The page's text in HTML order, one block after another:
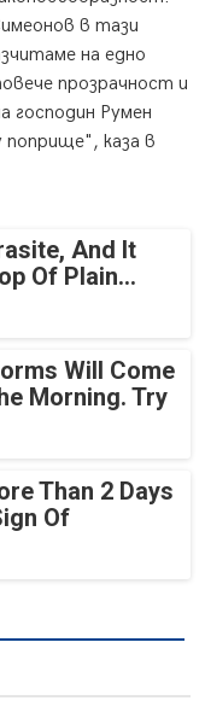
в тази
на едно
прозрачност и
господин Румен
каза в
And It
Of Plain...
Will Come
Morning. Try
Than 2 Days
Of